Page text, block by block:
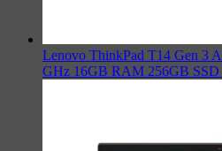
Lenovo ThinkPad T14 Gen 3
GHz 16GB RAM 256GB SSD